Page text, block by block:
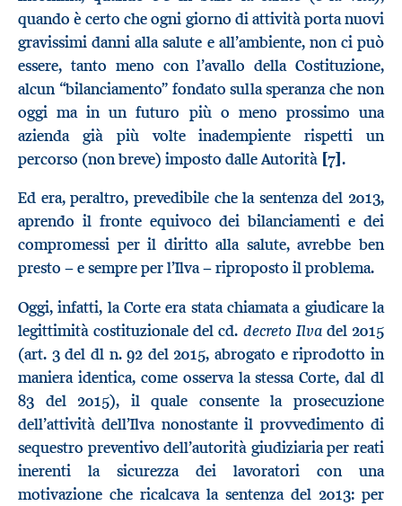
quando è certo che ogni giorno di attività porta nuovi
gravissimi danni alla salute e all’ambiente, non ci può
essere, tanto meno con l’avallo della Costituzione,
alcun “bilanciamento” fondato sulla speranza che non
oggi ma in un futuro più o meno prossimo una
azienda già più volte inadempiente rispetti un
percorso (non breve) imposto dalle Autorità [7].
Ed era, peraltro, prevedibile che la sentenza del 2013,
aprendo il fronte equivoco dei bilanciamenti e dei
compromessi per il diritto alla salute, avrebbe ben
presto − e sempre per l’Ilva − riproposto il problema.
Oggi, infatti, la Corte era stata chiamata a giudicare la
legittimità costituzionale del cd. decreto Ilvadel 2015
(art. 3 del dl n. 92 del 2015, abrogato e riprodotto in
maniera identica, come osserva la stessa Corte, dal dl
83 del 2015), il quale consente la prosecuzione
dell’attività dell’Ilva nonostante il provvedimento di
sequestro preventivo dell’autorità giudiziaria per reati
inerenti la sicurezza dei lavoratori con una
motivazione che ricalcava la sentenza del 2013: per